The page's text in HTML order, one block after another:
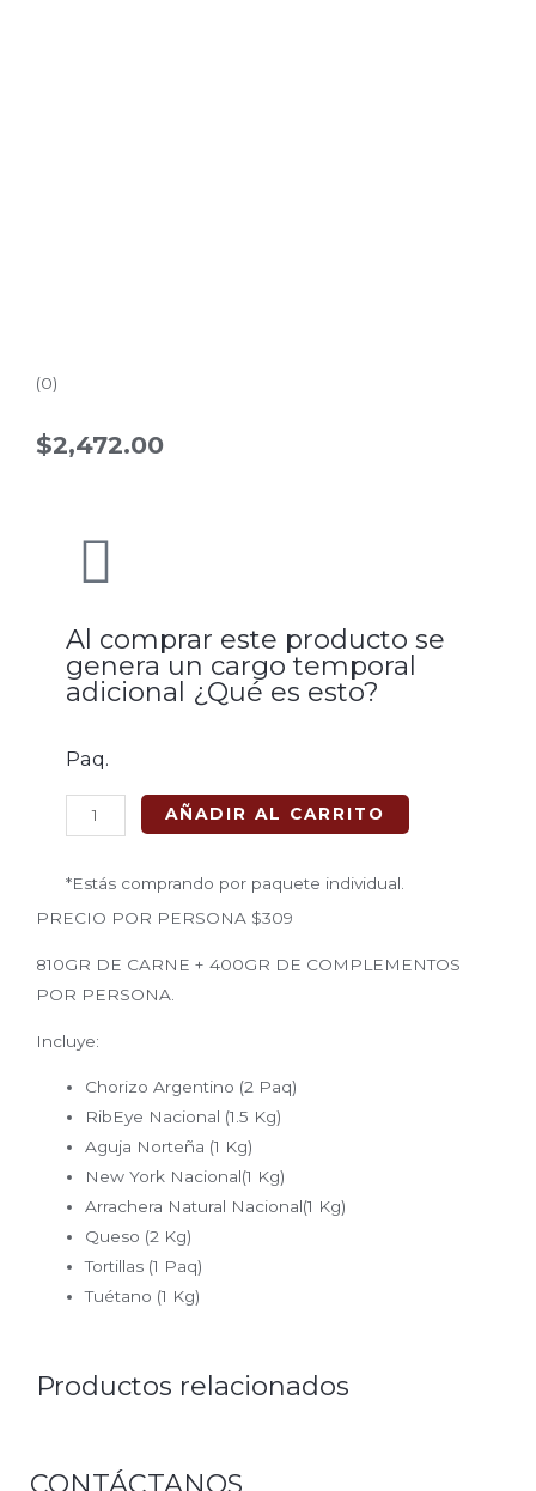
5
(0)
$2,472.00
Al comprar este producto se
genera un cargo temporal
adicional ¿Qué es esto?
Paq.
Paquete
8
x
Persona)
cantidad
AÑADIR AL CARRITO
*Estás comprando por paquete individual.
PRECIO POR PERSONA $309
810GR DE CARNE + 400GR DE COMPLEMENTOS
POR PERSONA.
Incluye:
Chorizo Argentino (2 Paq)
RibEye Nacional (1.5 Kg)
Aguja Norteña (1 Kg)
New York Nacional(1 Kg)
Arrachera Natural Nacional(1 Kg)
Queso (2 Kg)
Tortillas (1 Paq)
Tuétano (1 Kg)
Productos relacionados